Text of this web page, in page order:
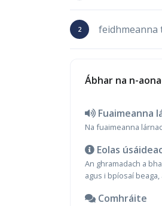
feidhmeanna
Ábhar na n-
Fuaimeanna
Na fuaimeanna
Eolas
An ghramadach a
agus i bpíosaí
Comhráite